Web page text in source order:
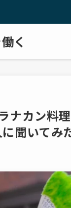
く
ナカン料
聞いてみ